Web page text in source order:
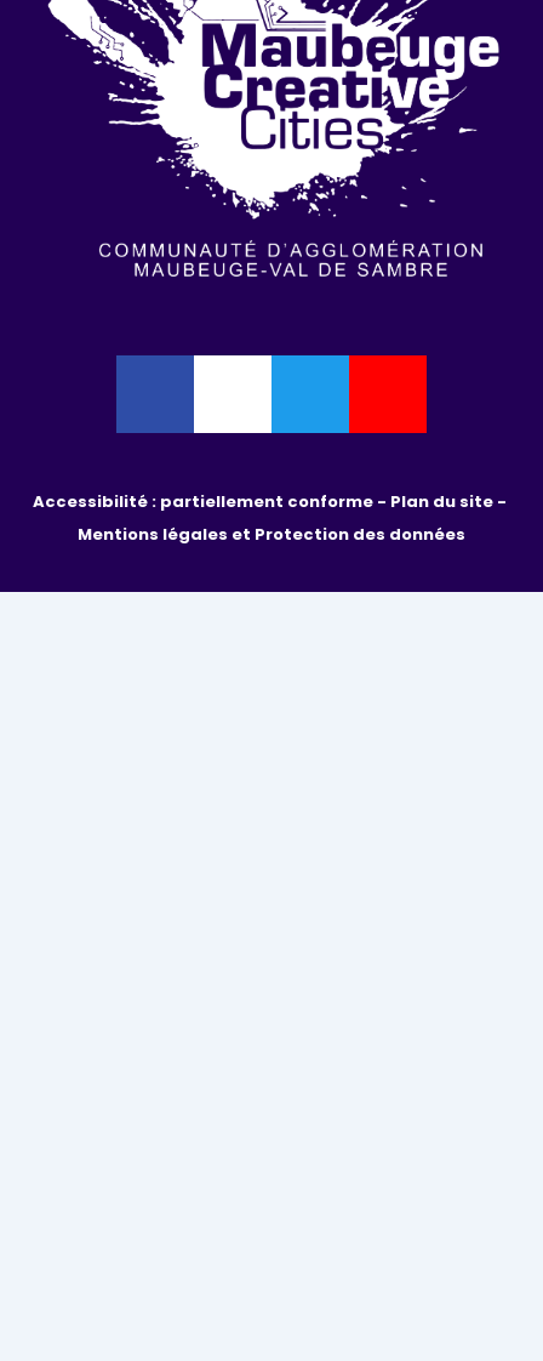
Accessibilité : partiellement conforme -
Mentions légales et Protection des données